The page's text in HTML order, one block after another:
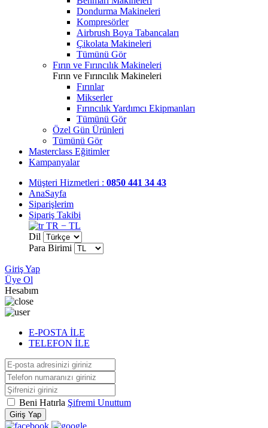
Dondurma Makineleri
Kompresörler
Airbrush Boya Tabancaları
Çikolata Makineleri
Tümünü Gör
Fırın ve Fırıncılık Makineleri
Fırın ve Fırıncılık Makineleri
Fırınlar
Mikserler
Fırıncılık Yardımcı Ekipmanları
Tümünü Gör
Özel Gün Ürünleri
Tümünü Gör
Masterclass Eğitimler
Kampanyalar
Müşteri Hizmetleri : 0850 441 34 43
AnaSayfa
Siparişlerim
Sipariş Takibi
TR − TL
Dil
Para Birimi
Giriş Yap
Üye Ol
Hesabım
E-POSTA İLE
TELEFON İLE
Beni Hatırla Şifremi Unuttum
Giriş Yap